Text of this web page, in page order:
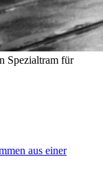
Spezialtram für
aus einer